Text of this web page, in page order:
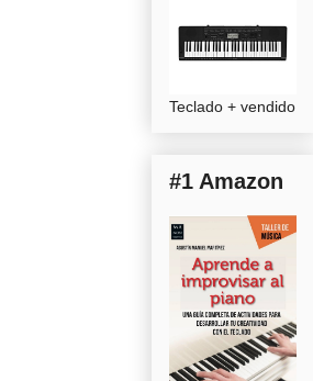
Teclado + vendido
#1 Amazon